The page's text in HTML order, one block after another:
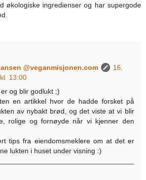
økologiske ingredienser og har supergode
@veganmisjonen.com
16.
13:00
og blir godlukt ;)
en artikkel hvor de hadde forsket på
av nybakt brød, og det viste at vi blir
rolige og fornøyde når vi kjenner den
tips fra eiendomsmeklere om at det er
lukten i huset under visning :)